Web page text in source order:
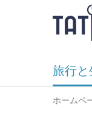
旅行と
ホームペ